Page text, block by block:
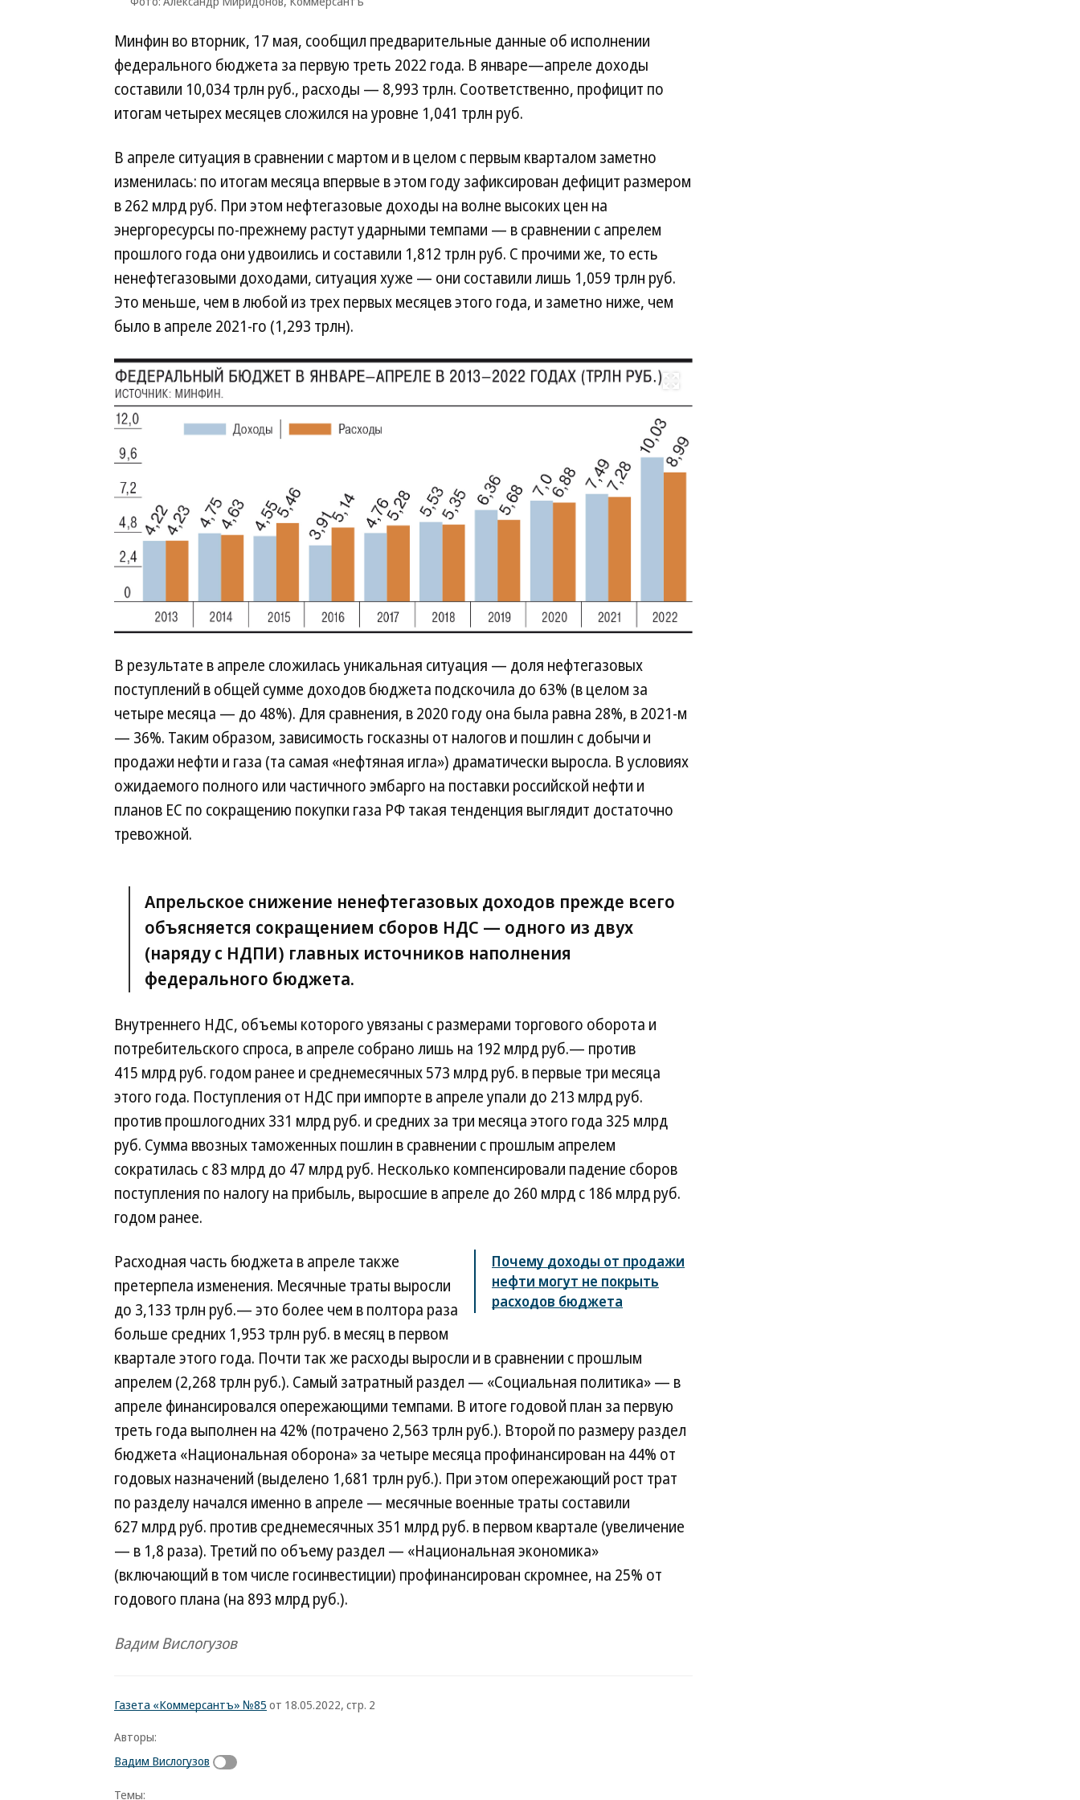
Минфин во вторник, 17 мая, сообщил предварительные данные об исполнении
федерального бюджета за первую треть 2022 года. В январе—апреле доходы
составили 10,034 трлн руб., расходы — 8,993 трлн. Соответственно, профицит по
итогам четырех месяцев сложился на уровне 1,041 трлн руб.
В апреле ситуация в сравнении с мартом и в целом с первым кварталом заметно
изменилась: по итогам месяца впервые в этом году зафиксирован дефицит размером
в 262 млрд руб. При этом нефтегазовые доходы на волне высоких цен на
энергоресурсы по-прежнему растут ударными темпами — в сравнении с апрелем
прошлого года они удвоились и составили 1,812 трлн руб. С прочими же, то есть
ненефтегазовыми доходами, ситуация хуже — они составили лишь 1,059 трлн руб.
Это меньше, чем в любой из трех первых месяцев этого года, и заметно ниже, чем
было в апреле 2021-го (1,293 трлн).
Развернуть на весь экран
В результате в апреле сложилась уникальная ситуация — доля нефтегазовых
поступлений в общей сумме доходов бюджета подскочила до 63% (в целом за
четыре месяца — до 48%). Для сравнения, в 2020 году она была равна 28%, в 2021-м
— 36%. Таким образом, зависимость госказны от налогов и пошлин с добычи и
продажи нефти и газа (та самая «нефтяная игла») драматически выросла. В условиях
ожидаемого полного или частичного эмбарго на поставки российской нефти и
планов ЕС по сокращению покупки газа РФ такая тенденция выглядит достаточно
тревожной.
Апрельское снижение ненефтегазовых доходов прежде всего
объясняется сокращением сборов НДС — одного из двух
(наряду с НДПИ) главных источников наполнения
федерального бюджета.
Внутреннего НДС, объемы которого увязаны с размерами торгового оборота и
потребительского спроса, в апреле собрано лишь на 192 млрд руб.— против
415 млрд руб. годом ранее и среднемесячных 573 млрд руб. в первые три месяца
этого года. Поступления от НДС при импорте в апреле упали до 213 млрд руб.
против прошлогодних 331 млрд руб. и средних за три месяца этого года 325 млрд
руб. Сумма ввозных таможенных пошлин в сравнении с прошлым апрелем
сократилась с 83 млрд до 47 млрд руб. Несколько компенсировали падение сборов
поступления по налогу на прибыль, выросшие в апреле до 260 млрд с 186 млрд руб.
годом ранее.
Почему доходы от продажи
нефти могут не покрыть
расходов бюджета
Расходная часть бюджета в апреле также
претерпела изменения. Месячные траты выросли
до 3,133 трлн руб.— это более чем в полтора раза
больше средних 1,953 трлн руб. в месяц в первом
квартале этого года. Почти так же расходы выросли и в сравнении с прошлым
апрелем (2,268 трлн руб.). Самый затратный раздел — «Социальная политика» — в
апреле финансировался опережающими темпами. В итоге годовой план за первую
треть года выполнен на 42% (потрачено 2,563 трлн руб.). Второй по размеру раздел
бюджета «Национальная оборона» за четыре месяца профинансирован на 44% от
годовых назначений (выделено 1,681 трлн руб.). При этом опережающий рост трат
по разделу начался именно в апреле — месячные военные траты составили
627 млрд руб. против среднемесячных 351 млрд руб. в первом квартале (увеличение
— в 1,8 раза). Третий по объему раздел — «Национальная экономика»
(включающий в том числе госинвестиции) профинансирован скромнее, на 25% от
годового плана (на 893 млрд руб.).
Вадим Вислогузов
Газета «Коммерсантъ» №85 от 18.05.2022, стр. 2
Авторы:
Вадим Вислогузов
Темы: